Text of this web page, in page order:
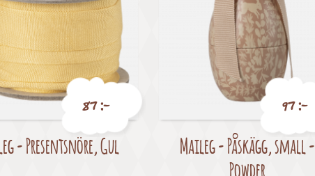
Pris
87 :-
- Presentsnöre, Gul Pris
97 :-
Maileg - Påskägg, small -
Powder